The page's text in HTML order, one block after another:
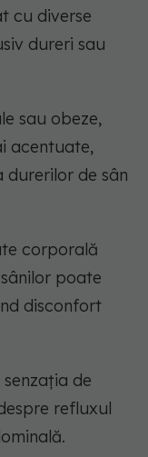
cu diverse
dureri sau
sau obeze,
acentuate,
de sân
corporală
poate
disconfort
de
refluxul